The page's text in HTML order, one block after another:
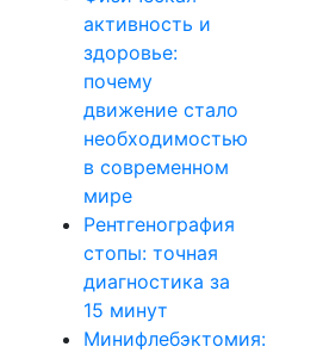
активность и
здоровье:
почему
движение стало
необходимостью
в современном
мире
Рентгенография
стопы: точная
диагностика за
15 минут
Минифлебэктомия: